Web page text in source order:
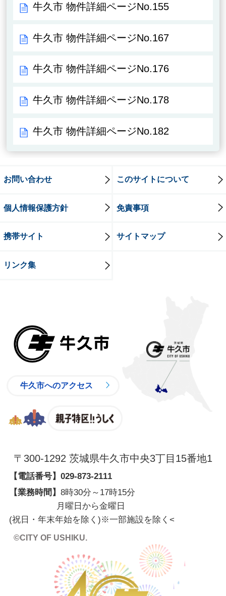
牛久市 物件詳細ページNo.155
牛久市 物件詳細ページNo.167
牛久市 物件詳細ページNo.176
牛久市 物件詳細ページNo.178
牛久市 物件詳細ページNo.182
お問い合わせ このサイトについて
個人情報保護方針 免責事項
携帯サイト サイトマップ
リンク集
牛久市へのアクセス
〒300-1292 茨城県牛久市中央3丁目15番地1
【電話番号】 029-873-2111
【業務時間】 8時30分～17時15分
月曜日から金曜日
(祝日・年末年始を除く)※一部施設を除く <
©CITY OF USHIKU.